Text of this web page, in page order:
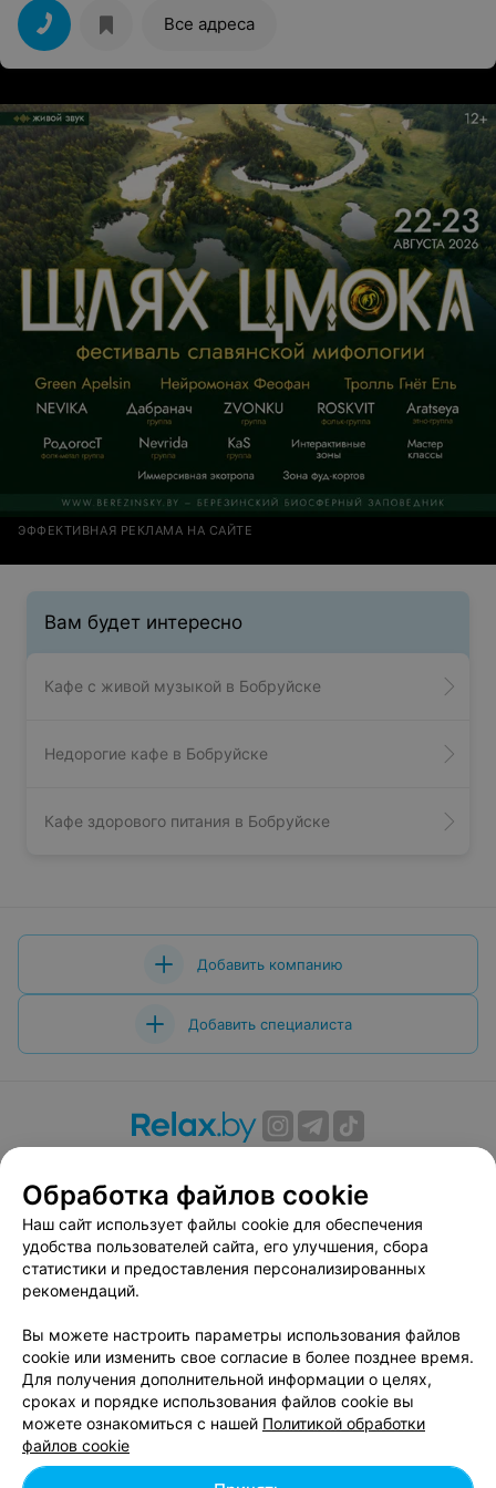
Все адреса
ЭФФЕКТИВНАЯ РЕКЛАМА НА САЙТЕ
Вам будет интересно
Кафе с живой музыкой в Бобруйске
Недорогие кафе в Бобруйске
Кафе здорового питания в Бобруйске
Добавить компанию
Добавить специалиста
Вакансии
Публичный договор
Способы оплаты
Публичный договор по использованию сервиса
«Афиша»
Пользовательское соглашение
Связаться по вопросам сотрудничества
Написать руководителю relax.by
Персональные настройки cookie
Обработка персональных данных
Обработка файлов cookie
Наш сайт использует файлы cookie для обеспечения
удобства пользователей сайта, его улучшения, сбора
статистики и предоставления персонализированных
рекомендаций.
Вы можете настроить параметры использования файлов
cookie или изменить свое согласие в более позднее время.
Для получения дополнительной информации о целях,
сроках и порядке использования файлов cookie вы
можете ознакомиться с нашей Политикой обработки
файлов cookie